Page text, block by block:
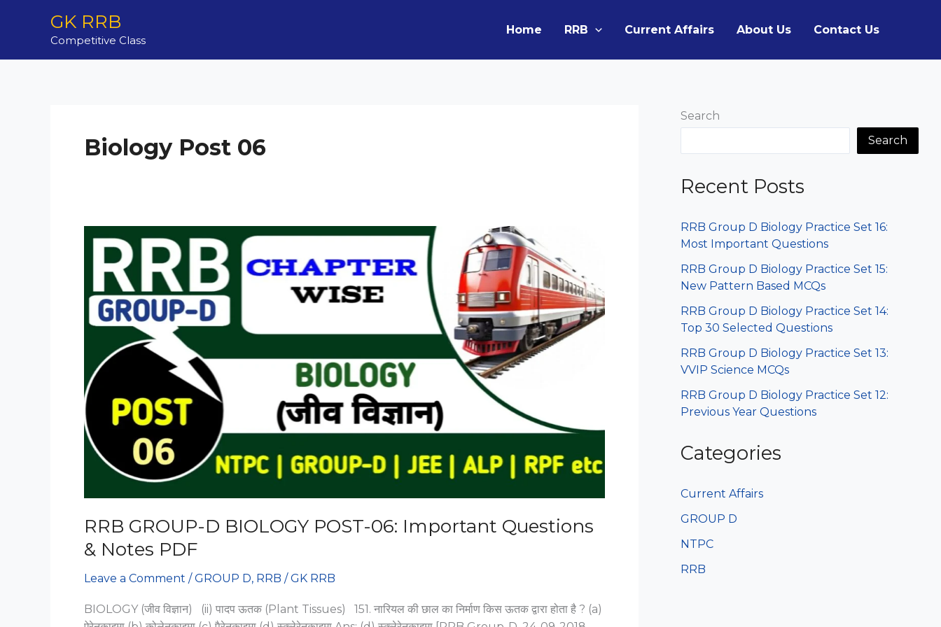
GK RRB
Competitive Class
Home RRB Current Affairs About Us Contact Us
Biology Post 06
RRB GROUP-D BIOLOGY POST-06: Important Questions
& Notes PDF
Leave a Comment /GROUP D, RRB /GK RRB
BIOLOGY (जीव विज्ञान) (ii) पादप ऊतक (Plant Tissues) 151. नारियल की छाल का निर्माण किस ऊतक द्वारा होता है ? (a)
Search
Search
Recent Posts
RRB Group D Biology Practice Set 16:
Most Important Questions
RRB Group D Biology Practice Set 15:
New Pattern Based MCQs
RRB Group D Biology Practice Set 14:
Top 30 Selected Questions
RRB Group D Biology Practice Set 13:
VVIP Science MCQs
RRB Group D Biology Practice Set 12:
Previous Year Questions
Categories
Current Affairs
GROUP D
NTPC
RRB